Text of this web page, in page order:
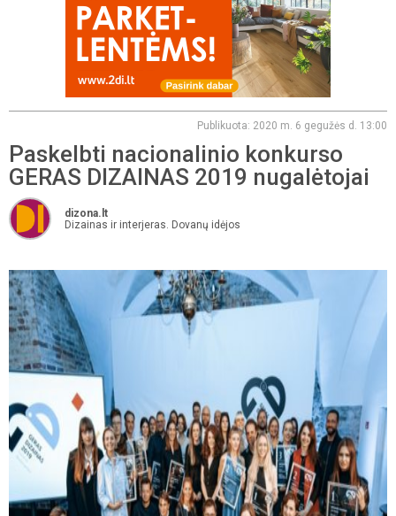
Publikuota: 2020 m. 6 gegužės d. 13:00
Paskelbti nacionalinio konkurso
GERAS DIZAINAS 2019 nugalėtojai
dizona.lt
Dizainas ir interjeras. Dovanų idėjos